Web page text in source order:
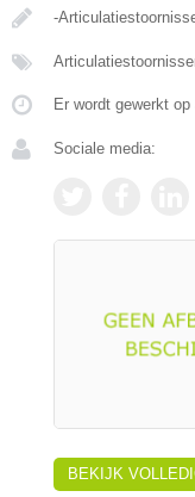
-
Er wordt gewerkt
Sociale media:
BEKIJK